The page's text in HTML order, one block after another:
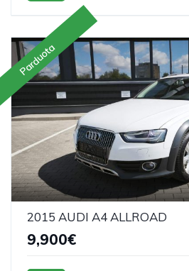
Parduota
2015 AUDI A4 ALLROAD
9,900€